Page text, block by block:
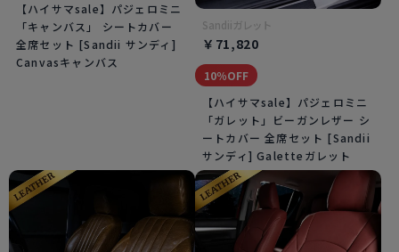
【ハイサマsale】パジェロミニ
「キャンバス」 シートカバー
全席セット [Sandii サンディ]
Canvasキャンバス
Sandiiガレット
￥71,820
10％OFF
【ハイサマsale】パジェロミニ
「ガレット」ビーガンレザー シ
ートカバー 全席セット [Sandii
サンディ] Galetteガレット